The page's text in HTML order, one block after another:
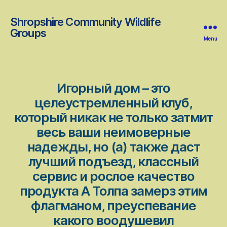
Shropshire Community Wildlife
Groups
Menu
Игорный дом – это
целеустремленный клуб,
который никак не только затмит
весь ваши неимоверные
надежды, но (а) также даст
лучший подъезд, классный
сервис и рослое качество
продукта А Толпа замерз этим
флагманом, преуспевание
какого воодушевил